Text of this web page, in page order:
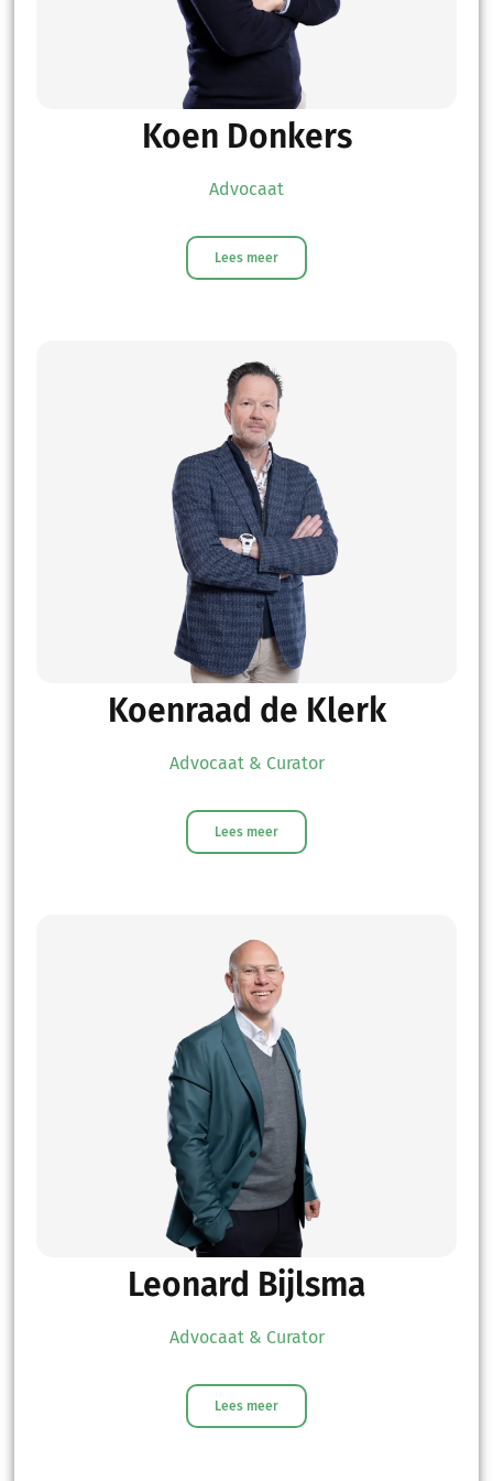
Koen Donkers
Advocaat
Lees meer
Koenraad de Klerk
Advocaat & Curator
Lees meer
Leonard Bijlsma
Advocaat & Curator
Lees meer